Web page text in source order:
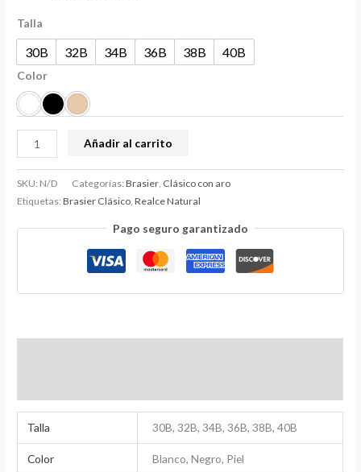
Talla
30B 32B 34B 36B 38B 40B
Color
Añadir al carrito
SKU: N/D Categorías:Brasier, Clásico con aro
Etiquetas:Brasier Clásico,Realce Natural
Pago seguro garantizado
Talla 30B, 32B, 34B, 36B, 38B, 40B
Color Blanco, Negro, Piel